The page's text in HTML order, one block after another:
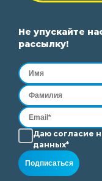
Не упускайте
рассылку!
Даю согласие
данных*
Подписаться